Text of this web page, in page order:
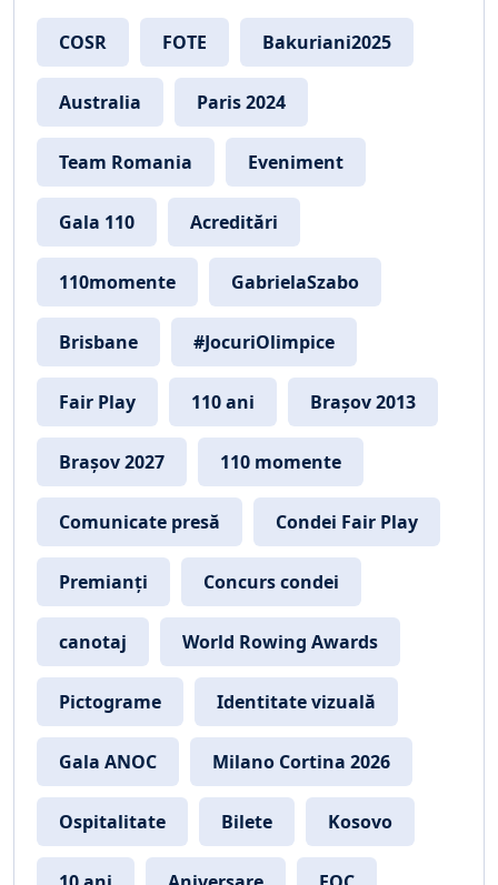
COSR FOTE Bakuriani2025
Australia Paris 2024
Team Romania Eveniment
Gala 110 Acreditări
110momente GabrielaSzabo
Brisbane #JocuriOlimpice
Fair Play 110 ani Brașov 2013
Brașov 2027 110 momente
Comunicate presă Condei Fair Play
Premianți Concurs condei
canotaj World Rowing Awards
Pictograme Identitate vizuală
Gala ANOC Milano Cortina 2026
Ospitalitate Bilete Kosovo